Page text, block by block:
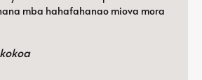
mba hahafahanao miova mora